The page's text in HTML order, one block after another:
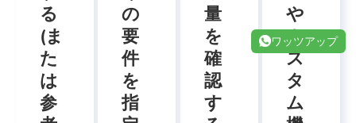
る
(ま
た
は
参
の
要
件
を
指
量
を
確
認
す
や
カ
ス
タ
ム
ワッツアップ